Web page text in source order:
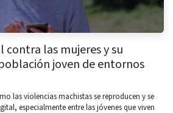
contra las mujeres y su
joven de entornos
las violencias machistas se reproducen y se
especialmente entre las jóvenes que viven